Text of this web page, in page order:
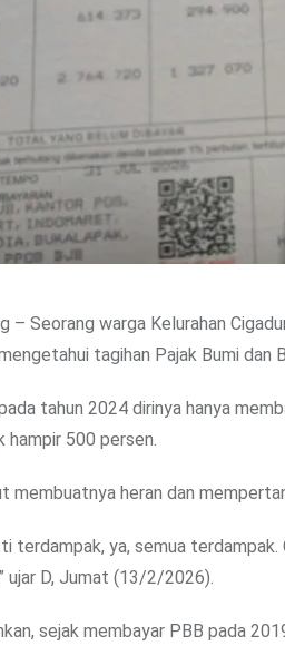
– Seorang warga Kelurahan
tagihan Pajak Bumi dan
tahun 2024 dirinya hanya
hampir 500 persen.
membuatnya heran dan
terdampak, ya, semua
ujar D, Jumat (13/2/2026).
sejak membayar PBB pada